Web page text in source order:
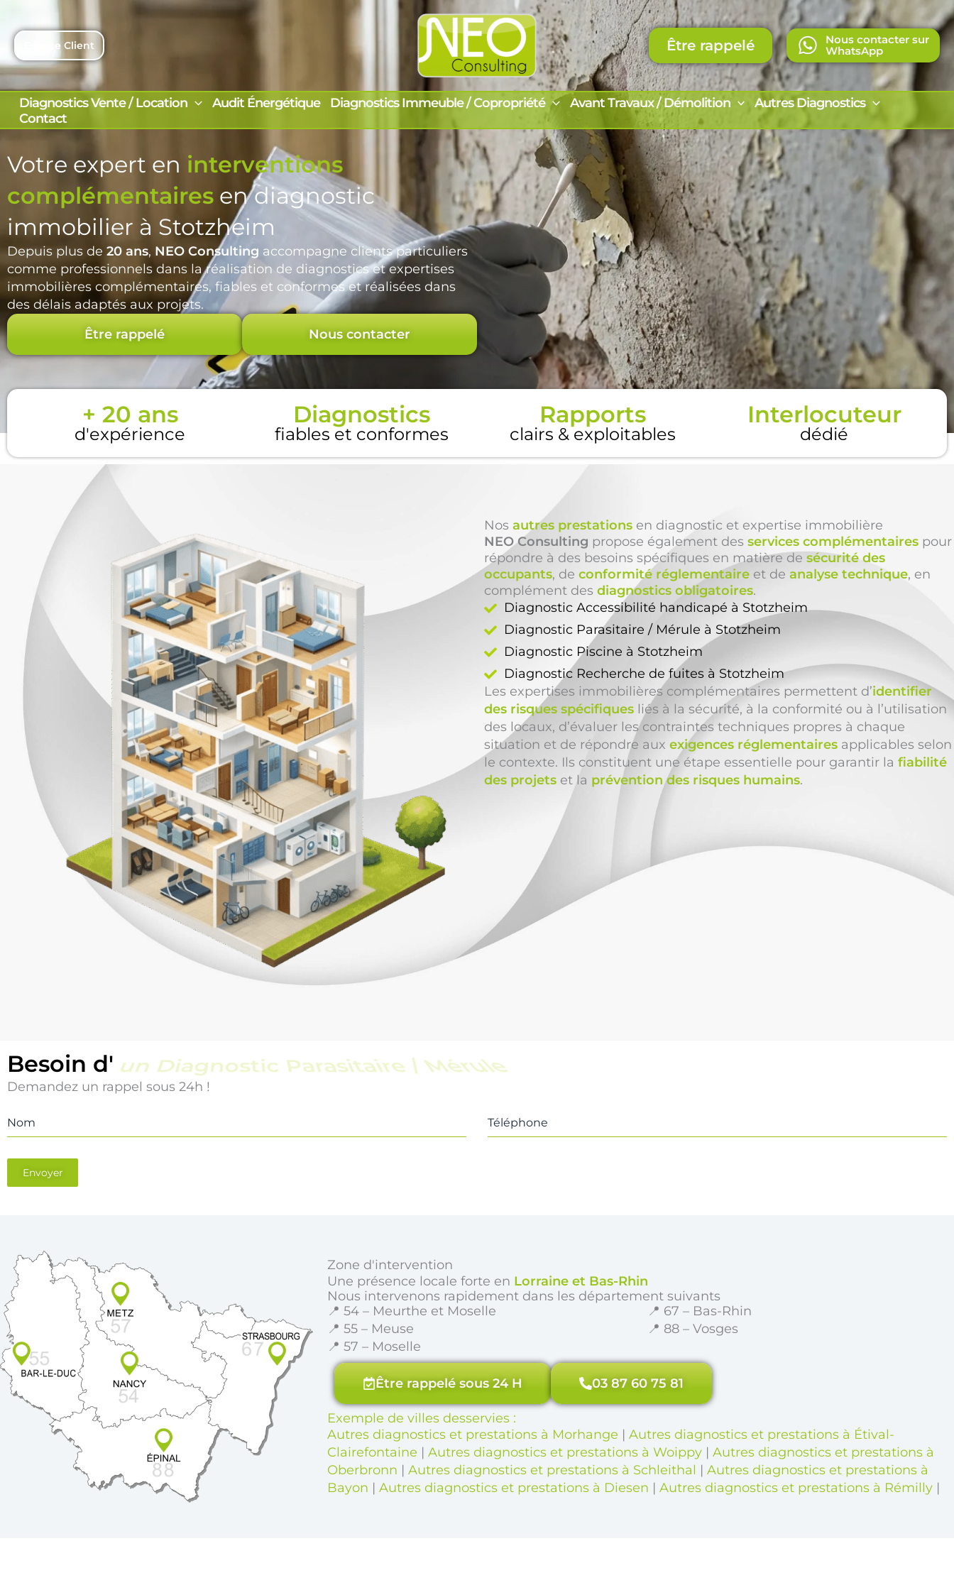
contenuEspace Client Être rappelé
Nous contacter sur
WhatsApp
Diagnostics Vente / Location Audit Énergétique Diagnostics Immeuble / Copropriété Avant Travaux / Démolition
Autres Diagnostics
Contact
Votre expert en interventions
complémentaires en diagnostic
immobilier à Stotzheim
Depuis plus de 20 ans, NEO Consulting accompagne clients particuliers
comme professionnels dans la réalisation de diagnostics et expertises
immobilières complémentaires, fiables et conformes et réalisées dans
des délais adaptés aux projets.
Être rappelé
Nous contacter
+ 20 ans
d'expérience
Diagnostics
fiables et conformes
Rapports
clairs & exploitables
Interlocuteur
dédié
Nos autres prestations en diagnostic et expertise immobilière
NEO Consulting propose également des services complémentaires pour
répondre à des besoins spécifiques en matière de sécurité des
occupants, de conformité réglementaire et de analyse technique, en
complément des diagnostics obligatoires.
Diagnostic Accessibilité handicapé à Stotzheim
Diagnostic Parasitaire / Mérule à Stotzheim
Diagnostic Piscine à Stotzheim
Diagnostic Recherche de fuites à Stotzheim
Les expertises immobilières complémentaires permettent d’identifier
des risques spécifiques liés à la sécurité, à la conformité ou à l’utilisation
des locaux, d’évaluer les contraintes techniques propres à chaque
situation et de répondre aux exigences réglementaires applicables selon
le contexte. Ils constituent une étape essentielle pour garantir la fiabilité
des projets et la prévention des risques humains.
Besoin d' un Diagnostic Piscine
Demandez un rappel sous 24h !
Nom Téléphone
Envoyer
Zone d'intervention
Une présence locale forte en Lorraine et Bas-Rhin
Nous intervenons rapidement dans les département suivants
📍 54 – Meurthe et Moselle
📍 55 – Meuse
📍 57 – Moselle
📍 67 – Bas-Rhin
📍 88 – Vosges
Être rappelé sous 24 H 03 87 60 75 81
Exemple de villes desservies :
Autres diagnostics et prestations à Morhange |Autres diagnostics et prestations à Étival-
Clairefontaine |Autres diagnostics et prestations à Woippy |Autres diagnostics et prestations à
Oberbronn |Autres diagnostics et prestations à Schleithal |Autres diagnostics et prestations à
Bayon |Autres diagnostics et prestations à Diesen |Autres diagnostics et prestations à Rémilly |